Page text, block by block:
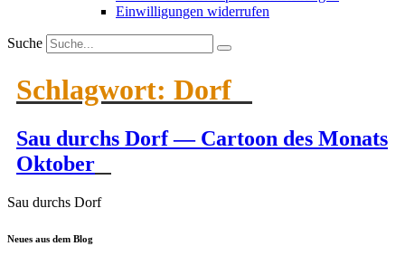
Einwil­li­gungen wider­rufen
Suche
Schlagwort: Dorf
Sau durchs Dorf — Cartoon des Monats
Oktober
Sau durchs Dorf
Neues aus dem Blog